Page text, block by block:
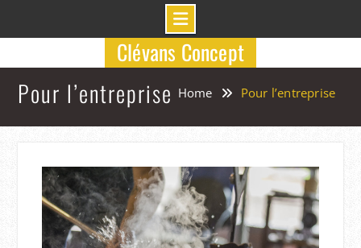
Clévans Concept
Pour l’entreprise Home Pour l’entreprise